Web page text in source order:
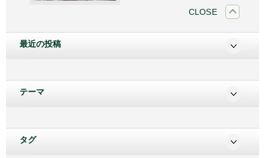
CLOSE
最近の投稿
テーマ
タグ